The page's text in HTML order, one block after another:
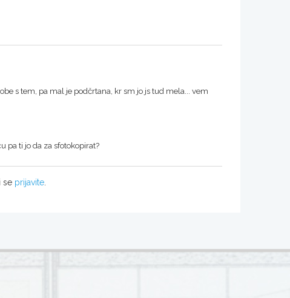
s tem, pa mal je podčrtana, kr sm jo js tud mela... vem
pa ti jo da za sfotokopirat?
se prijavite